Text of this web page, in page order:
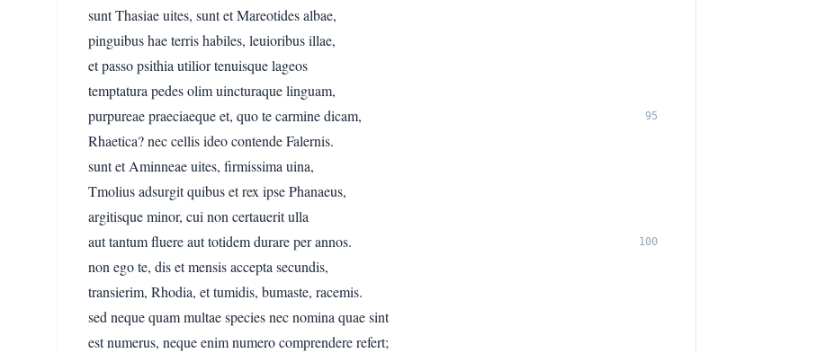
sunt Thasiae uites, sunt et Mareotides albae,
pinguibus hae terris habiles, leuioribus illae,
et passo psithia utilior tenuisque lageos
temptatura pedes olim uincturaque linguam,
purpureae praeciaeque et, quo te carmine dicam,
95
Rhaetica? nec cellis ideo contende Falernis.
sunt et Aminneae uites, firmissima uina,
Tmolius adsurgit quibus et rex ipse Phanaeus,
argitisque minor, cui non certauerit ulla
aut tantum fluere aut totidem durare per annos.
100
non ego te, dis et mensis accepta secundis,
transierim, Rhodia, et tumidis, bumaste, racemis.
sed neque quam multae species nec nomina quae sint
est numerus, neque enim numero comprendere refert;